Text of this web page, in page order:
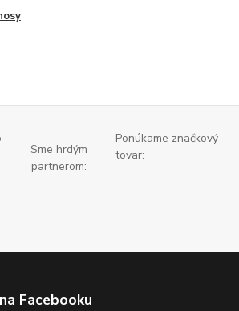
Sme hrdým
partnerom:
Ponúkame značkový
tovar:
Facebooku